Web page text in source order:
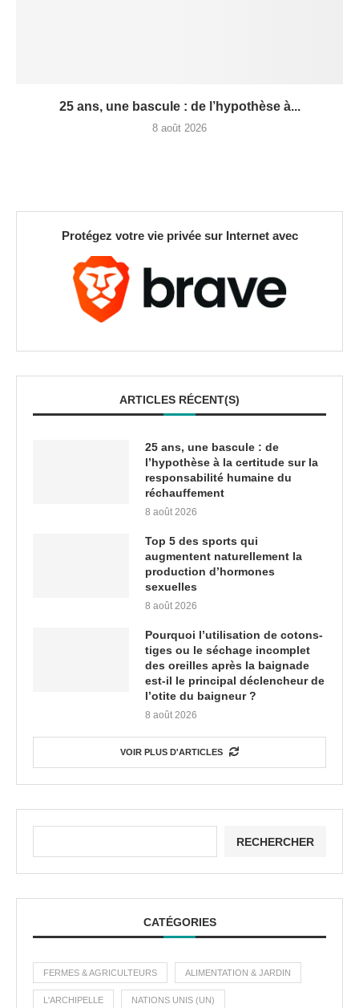
25 ans, une bascule : de l’hypothèse à...
8 août 2026
Protégez votre vie privée sur Internet avec
ARTICLES RÉCENT(S)
25 ans, une bascule : de
l’hypothèse à la certitude sur la
responsabilité humaine du
réchauffement
8 août 2026
Top 5 des sports qui
augmentent naturellement la
production d’hormones
sexuelles
8 août 2026
Pourquoi l’utilisation de cotons-
tiges ou le séchage incomplet
des oreilles après la baignade
est-il le principal déclencheur de
l’otite du baigneur ?
8 août 2026
VOIR PLUS D'ARTICLES
RECHERCHER
CATÉGORIES
FERMES & AGRICULTEURS ALIMENTATION & JARDIN
L'ARCHIPELLE NATIONS UNIS (UN)